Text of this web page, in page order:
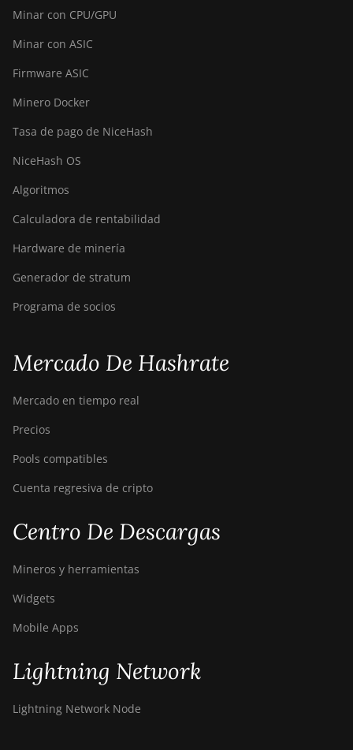
Minar con CPU/GPU
Minar con ASIC
Firmware ASIC
Minero Docker
Tasa de pago de NiceHash
NiceHash OS
Algoritmos
Calculadora de rentabilidad
Hardware de minería
Generador de stratum
Programa de socios
Mercado De Hashrate
Mercado en tiempo real
Precios
Pools compatibles
Cuenta regresiva de cripto
Centro De Descargas
Mineros y herramientas
Widgets
Mobile Apps
Lightning Network
Lightning Network Node